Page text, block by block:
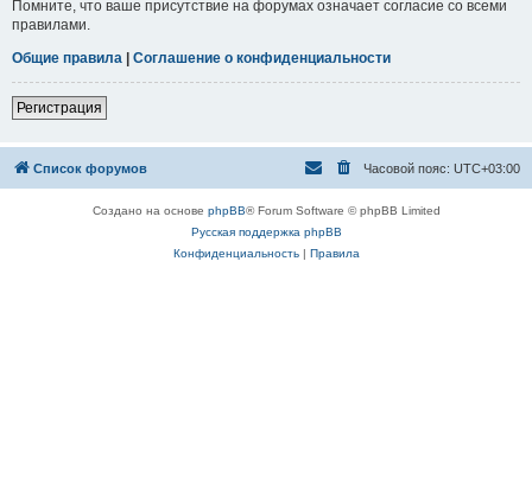
Помните, что ваше присутствие на форумах означает согласие со всеми
правилами.
Общие правила | Соглашение о конфиденциальности
Регистрация
Список форумов Часовой пояс: UTC+03:00
Создано на основе phpBB® Forum Software © phpBB Limited
Русская поддержка phpBB
Конфиденциальность| Правила